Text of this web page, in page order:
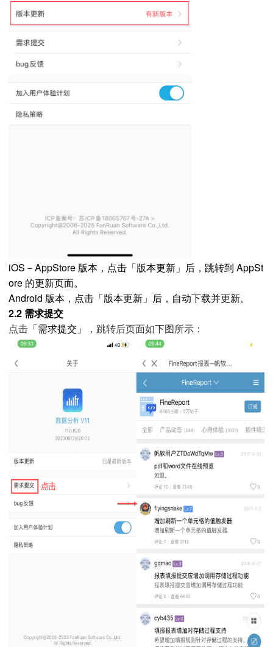
iOS－AppStore 版本，点击「版本更新」后，跳转到 AppSt
ore 的更新页面。
Android 版本，点击「版本更新」后，自动下载并更新。
2.2 需求提交
点击 「需求提交」 ，跳转后页面如下图所示：